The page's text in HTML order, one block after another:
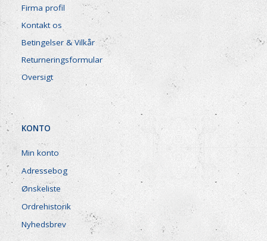
Firma profil
Kontakt os
Betingelser & Vilkår
Returneringsformular
Oversigt
KONTO
Min konto
Adressebog
Ønskeliste
Ordrehistorik
Nyhedsbrev